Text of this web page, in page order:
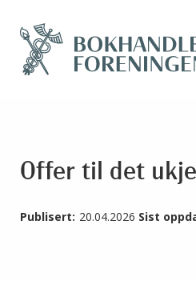
Offer til det
Publisert: 20.04.2026 Sist